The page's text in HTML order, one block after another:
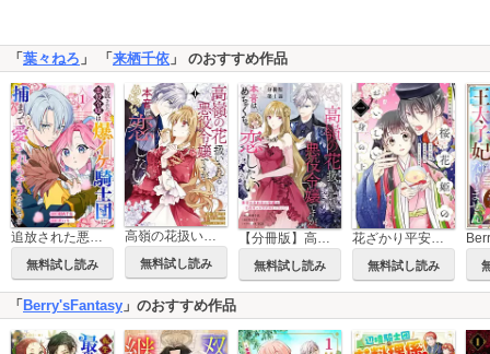
「葉々ねろ 」 「来栖千依 」 のおすすめ作品
追放された悪役令嬢は爆イケ騎士団に捕まって愛されちゃうみたいです
無料試し読み
高嶺の花扱いされる悪役令嬢ですが、本音はめちゃくちゃ恋したい
無料試し読み
【分冊版】高嶺の花扱いされる悪役令嬢ですが、本音はめちゃくちゃ恋したい
無料試し読み
花ざかり平安料理絵巻 桜花姫のおいしい身の上
無料試し読み
「 Berry'sFantasy 」のおすすめ作品